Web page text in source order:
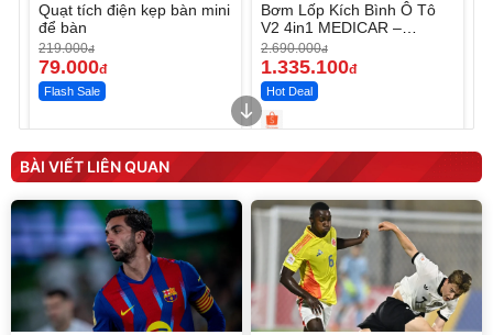
Quạt tích điện kẹp bàn mini
để bàn
219.000đ
79.000đ
Flash Sale
Bơm Lốp Kích Bình Ô Tô
V2 4in1 MEDICAR –
12.000mAh
2.690.000đ
1.335.100đ
Hot Deal
Máy ép chậm trái cây
Elmich JEE 1855OL
3.000.000đ
2.143.650đ
Flash Sale
Máy rửa xe cầm tay xịt rửa
cao áp có tạo bọt tuyết
399.000 đ
Đã bán nhiều
BÀI VIẾT LIÊN QUAN